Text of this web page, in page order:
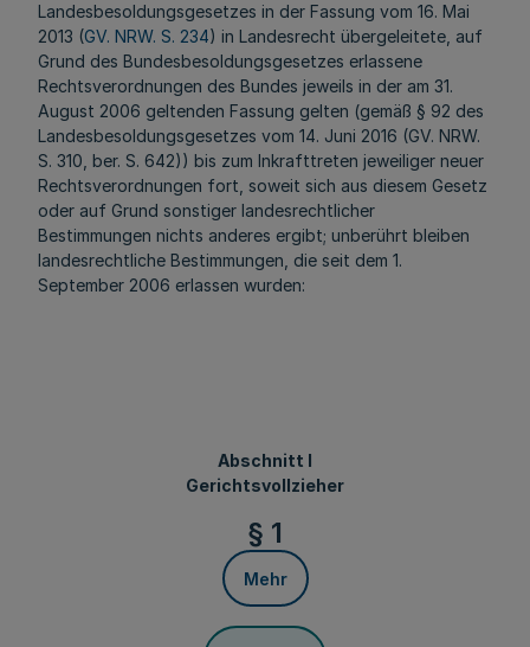
Landesbesoldungsgesetzes in der Fassung vom 16. Mai
2013 (GV. NRW. S. 234) in Landesrecht übergeleitete, auf
Grund des Bundesbesoldungsgesetzes erlassene
Rechtsverordnungen des Bundes jeweils in der am 31.
August 2006 geltenden Fassung gelten (gemäß § 92 des
Landesbesoldungsgesetzes vom 14. Juni 2016 (GV. NRW.
S. 310, ber. S. 642)) bis zum Inkrafttreten jeweiliger neuer
Rechtsverordnungen fort, soweit sich aus diesem Gesetz
oder auf Grund sonstiger landesrechtlicher
Bestimmungen nichts anderes ergibt; unberührt bleiben
landesrechtliche Bestimmungen, die seit dem 1.
September 2006 erlassen wurden:
Abschnitt I
Gerichtsvollzieher
§ 1
Mehr